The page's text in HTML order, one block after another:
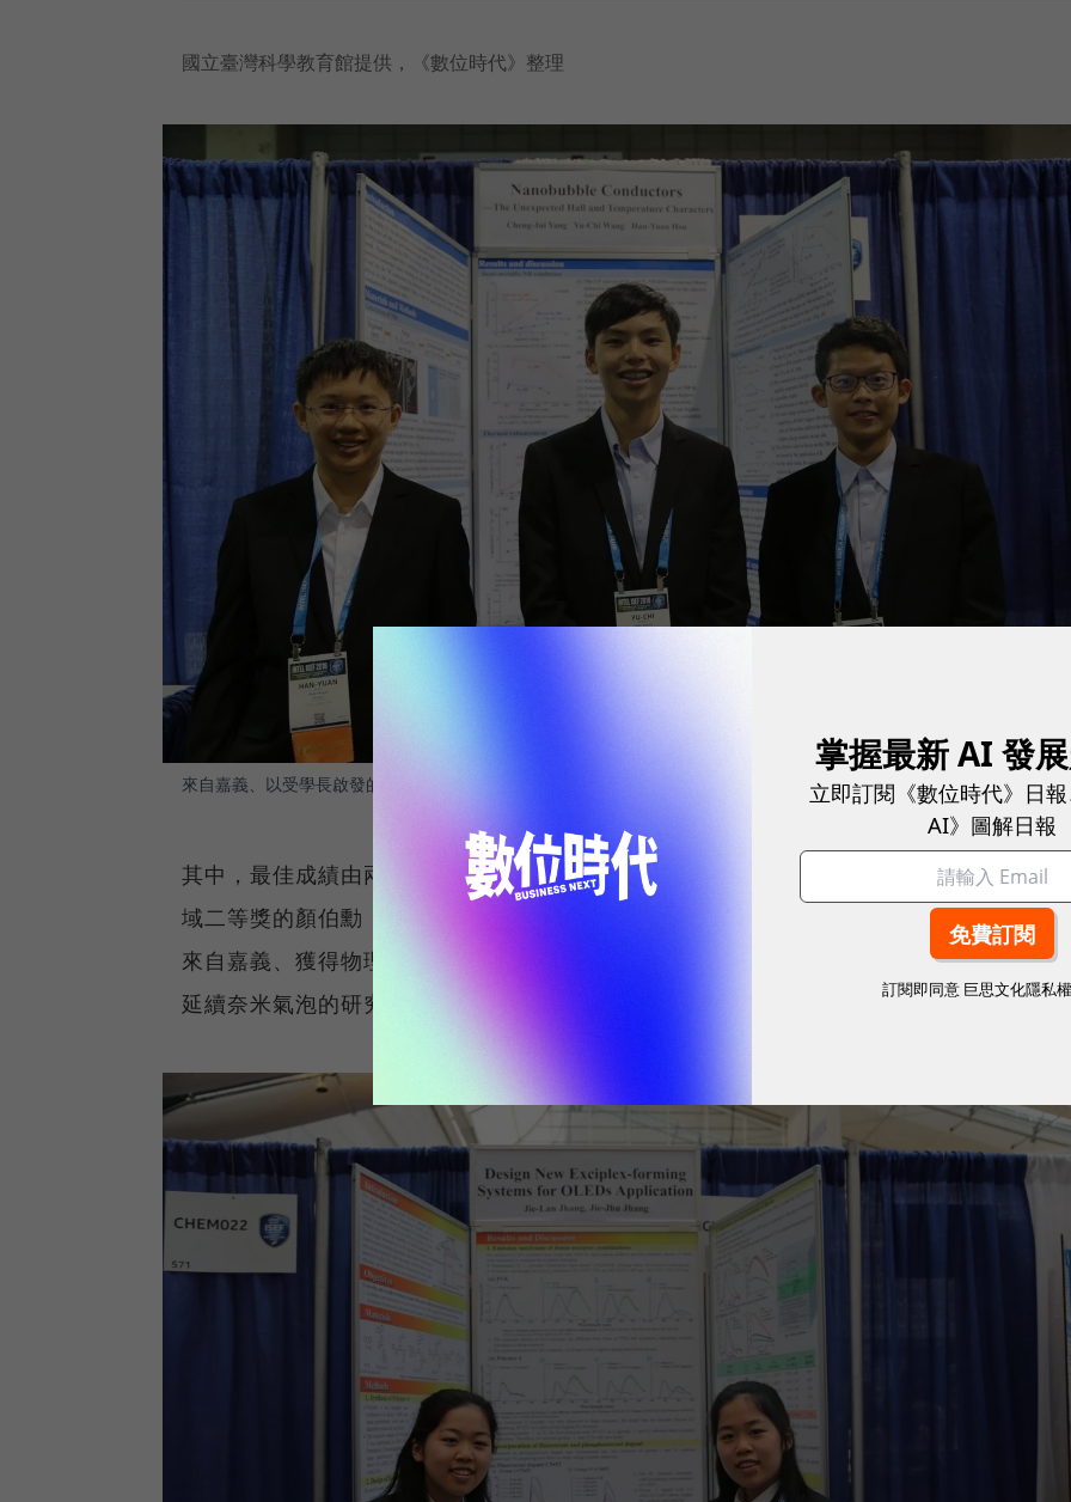
國立臺灣科學教育館提供，《數位時代》整理
來自嘉義、以受學長啟發的奈米氣泡研究，獲得物理學科三等獎的楊承叡、許瀚元和王昱淇 圖／ James Huang 攝影
其中，最佳成績由兩組來自嘉義的團隊所奪下，分別是以自行研發球型馬達獲得工程機
域二等獎的顏伯勳（現為註冊在嘉義縣教育處的高二自學生）與協同中學的李尚融；而
來自嘉義、獲得物理學科三等獎的楊承叡、許瀚元、王昱淇，受到去年參與學長團隊啟
延續奈米氣泡的研究，朝向不同方向研究而得獎。
掌握最新 AI 發
立即訂閱《數位時代》日
AI》圖解日報
訂閱即同意 巨思文化隱私